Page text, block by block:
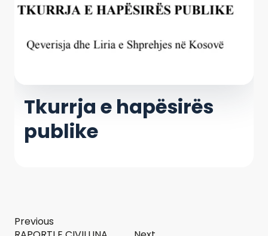
Tkurrja e hapësirës
publike
Previous